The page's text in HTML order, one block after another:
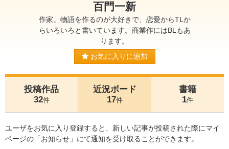
百門一新
作家。物語を作るのが大好きで、恋愛からTLか
らいろいろと書いています。商業作にはBLもあ
ります。
お気に入りに追加
投稿作品
32件
近況ボード
17件
書籍
1件
ユーザをお気に入り登録すると、新しい記事が投稿された際にマイ
ページの「お知らせ」にて通知を受け取ることができます。